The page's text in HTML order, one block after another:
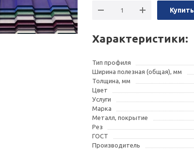
Купить
Характеристики:
Тип профиля
Ширина полезная (общая), мм
Толщина, мм
Цвет
Услуги
Марка
Металл, покрытие
Рез
ГОСТ
Производитель